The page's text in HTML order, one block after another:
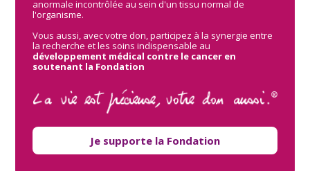
anormale incontrôlée au sein d'un tissu normal de
l'organisme.
Vous aussi, avec votre don, participez à la synergie entre
la recherche et les soins indispensable au
développement médical contre le cancer en
soutenant la Fondation
Je supporte la Fondation